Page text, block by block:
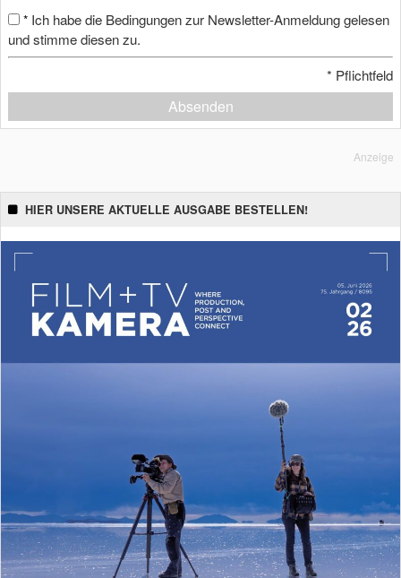
* Ich habe die Bedingungen zur Newsletter-Anmeldung gelesen
und stimme diesen zu.
* Pflichtfeld
Absenden
Anzeige
HIER UNSERE AKTUELLE AUSGABE BESTELLEN!